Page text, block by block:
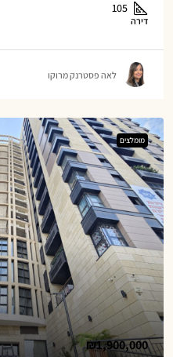
105
דירה
לאה פסטרנק מרוקו
מומלצים
₪1,900,000